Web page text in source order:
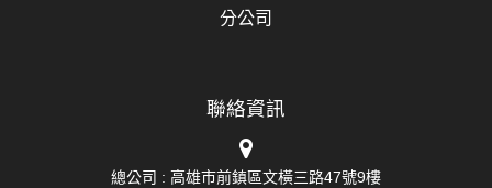
分公司
聯絡資訊
總公司 : 高雄市前鎮區文橫三路47號9樓